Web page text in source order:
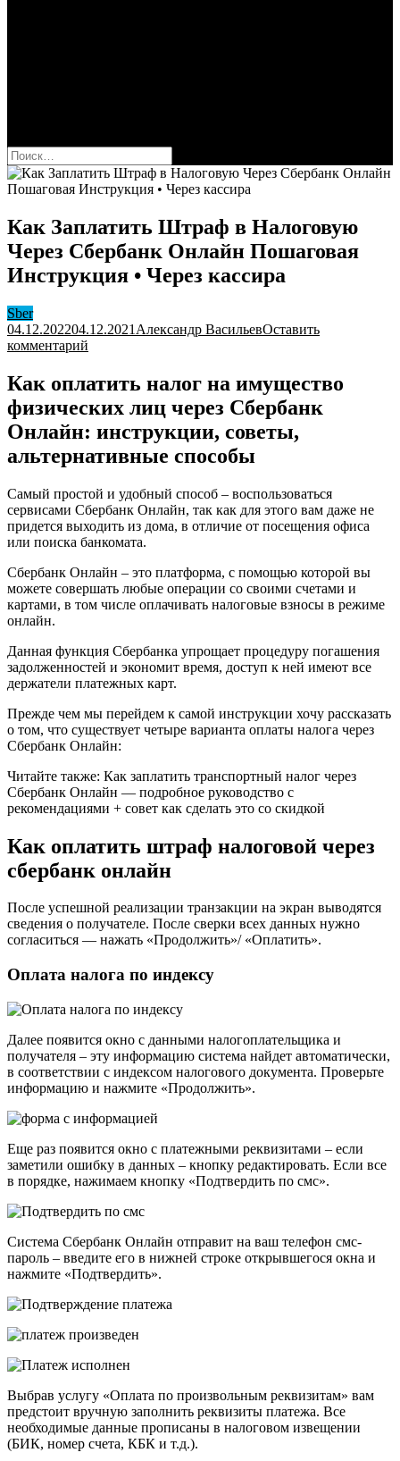
Найти:
Как Заплатить Штраф в Налоговую
Через Сбербанк Онлайн Пошаговая
Инструкция • Через кассира
Sber
04.12.202204.12.2021 Александр ВасильевОставить
комментарий
Штраф
в
Через
Сбербанк
Пошаговая
Инструкция
•
Через
Как оплатить налог на имущество
физических лиц через Сбербанк
Онлайн: инструкции, советы,
альтернативные способы
Самый простой и удобный способ – воспользоваться
сервисами Сбербанк Онлайн, так как для этого вам даже не
придется выходить из дома, в отличие от посещения офиса
или поиска банкомата.
Сбербанк Онлайн – это платформа, с помощью которой вы
можете совершать любые операции со своими счетами и
картами, в том числе оплачивать налоговые взносы в режиме
онлайн.
Данная функция Сбербанка упрощает процедуру погашения
задолженностей и экономит время, доступ к ней имеют все
держатели платежных карт.
Прежде чем мы перейдем к самой инструкции хочу рассказать
о том, что существует четыре варианта оплаты налога через
Сбербанк Онлайн:
Читайте также: Как заплатить транспортный налог через
Сбербанк Онлайн — подробное руководство с
рекомендациями + совет как сделать это со скидкой
Как оплатить штраф налоговой через
сбербанк онлайн
После успешной реализации транзакции на экран выводятся
сведения о получателе. После сверки всех данных нужно
согласиться — нажать «Продолжить»/ «Оплатить».
Оплата налога по индексу
Далее появится окно с данными налогоплательщика и
получателя – эту информацию система найдет автоматически,
в соответствии с индексом налогового документа. Проверьте
информацию и нажмите «Продолжить».
Еще раз появится окно с платежными реквизитами – если
заметили ошибку в данных – кнопку редактировать. Если все
в порядке, нажимаем кнопку «Подтвердить по смс».
Система Сбербанк Онлайн отправит на ваш телефон смс-
пароль – введите его в нижней строке открывшегося окна и
нажмите «Подтвердить».
Выбрав услугу «Оплата по произвольным реквизитам» вам
предстоит вручную заполнить реквизиты платежа. Все
необходимые данные прописаны в налоговом извещении
(БИК, номер счета, КБК и т.д.).